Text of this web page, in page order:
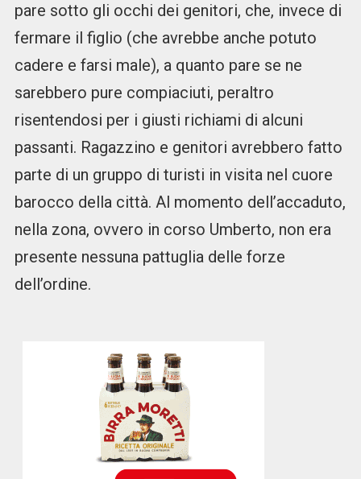
pare sotto gli occhi dei genitori, che, invece di
fermare il figlio (che avrebbe anche potuto
cadere e farsi male), a quanto pare se ne
sarebbero pure compiaciuti, peraltro
risentendosi per i giusti richiami di alcuni
passanti. Ragazzino e genitori avrebbero fatto
parte di un gruppo di turisti in visita nel cuore
barocco della città. Al momento dell’accaduto,
nella zona, ovvero in corso Umberto, non era
presente nessuna pattuglia delle forze
dell’ordine.